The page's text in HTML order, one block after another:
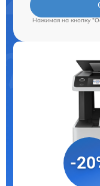
Нажимая на кнопку
-